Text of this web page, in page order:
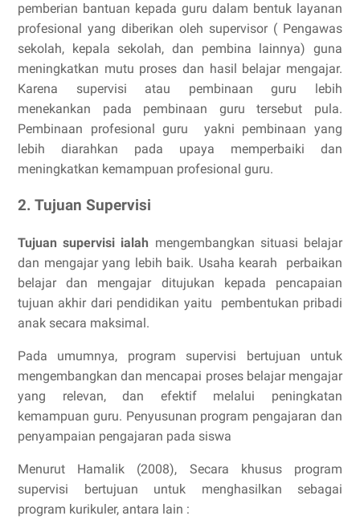
pemberian bantuan kepada guru dalam bentuk layanan
profesional yang diberikan oleh supervisor ( Pengawas
sekolah, kepala sekolah, dan pembina lainnya) guna
meningkatkan mutu proses dan hasil belajar mengajar.
Karena supervisi atau pembinaan guru lebih
menekankan pada pembinaan guru tersebut pula.
Pembinaan profesional guru yakni pembinaan yang
lebih diarahkan pada upaya memperbaiki dan
meningkatkan kemampuan profesional guru.
2. Tujuan Supervisi
Tujuan supervisi ialah mengembangkan situasi belajar
dan mengajar yang lebih baik. Usaha kearah perbaikan
belajar dan mengajar ditujukan kepada pencapaian
tujuan akhir dari pendidikan yaitu pembentukan pribadi
anak secara maksimal.
Pada umumnya, program supervisi bertujuan untuk
mengembangkan dan mencapai proses belajar mengajar
yang relevan, dan efektif melalui peningkatan
kemampuan guru. Penyusunan program pengajaran dan
penyampaian pengajaran pada siswa
Menurut Hamalik (2008), Secara khusus program
supervisi bertujuan untuk menghasilkan sebagai
program kurikuler, antara lain :